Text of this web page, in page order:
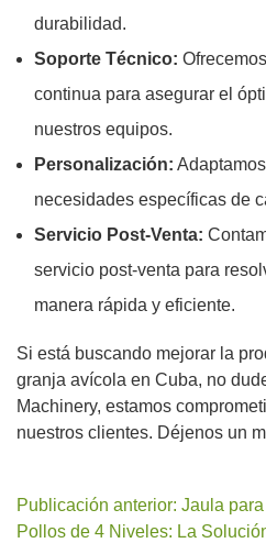
durabilidad.
Soporte Técnico:
continua para asegurar el
nuestros equipos.
Personalización:
necesidades específicas de
Servicio Post-Venta:
servicio post-venta para
manera rápida y eficiente.
Si está buscando mejorar la
granja avícola en Cuba, no
Machinery, estamos
nuestros clientes. Déjenos un
Publicación anterior: Jaula para
Pollos de 4 Niveles: La